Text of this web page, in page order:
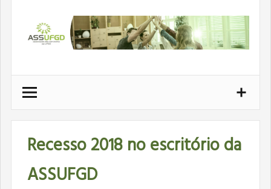
conteúdo
Recesso 2018 no escritório da
ASSUFGD